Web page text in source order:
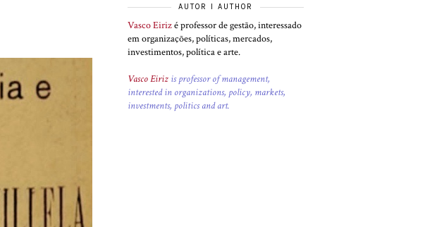
AUTOR I AUTHOR
Vasco Eirizé professor de gestão, interessado
em organizações, políticas, mercados,
investimentos, política e arte.
Vasco Eiriz is professor of management,
interested in organizations, policy, markets,
investments, politics and art.